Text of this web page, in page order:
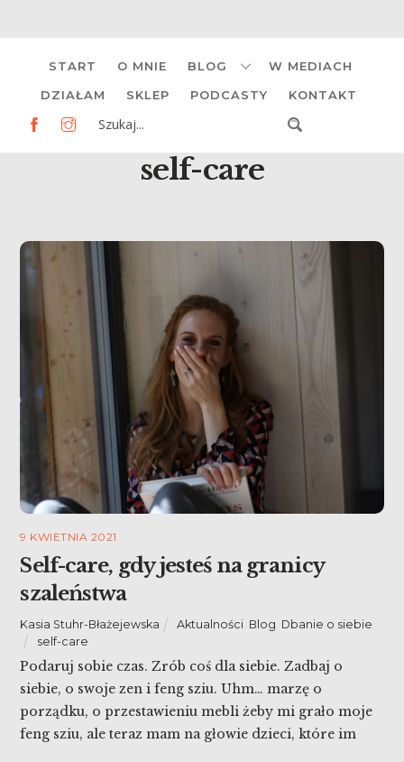
content
START O MNIE BLOG W MEDIACH
DZIAŁAM SKLEP PODCASTY KONTAKT
self-care
9 KWIETNIA 2021
Self-care, gdy jesteś na granicy
szaleństwa
Kasia Stuhr-Błażejewska Aktualności Blog Dbanie o siebie
self-care
Podaruj sobie czas. Zrób coś dla siebie. Zadbaj o
siebie, o swoje zen i feng sziu. Uhm… marzę o
porządku, o przestawieniu mebli żeby mi grało moje
feng sziu, ale teraz mam na głowie dzieci, które im